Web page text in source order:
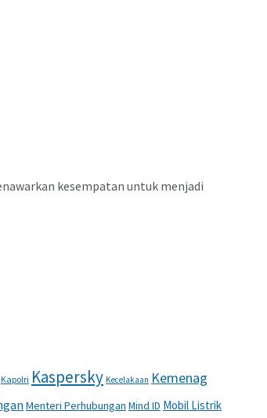
kesempatan untuk menjadi
Kapolri Kaspersky Kecelakaan Kemenag
Menteri Perhubungan Mind ID Mobil Listrik